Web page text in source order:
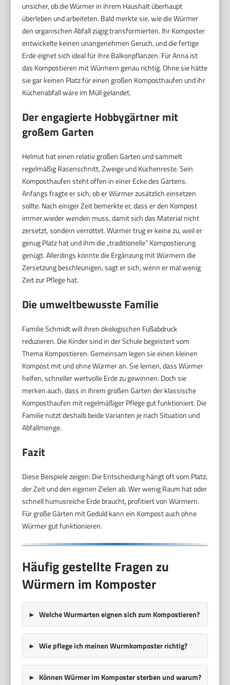
unsicher, ob die Würmer in ihrem Haushalt überhaupt
überleben und arbeiteten. Bald merkte sie, wie die Würmer
den organischen Abfall zügig transformierten. Ihr Komposter
entwickelte keinen unangenehmen Geruch, und die fertige
Erde eignet sich ideal für ihre Balkonpflanzen. Für Anna ist
das Kompostieren mit Würmern genau richtig. Ohne sie hätte
sie gar keinen Platz für einen großen Komposthaufen und ihr
Küchenabfall wäre im Müll gelandet.
Der engagierte Hobbygärtner mit
großem Garten
Helmut hat einen relativ großen Garten und sammelt
regelmäßig Rasenschnitt, Zweige und Küchenreste. Sein
Komposthaufen steht offen in einer Ecke des Gartens.
Anfangs fragte er sich, ob er Würmer zusätzlich einsetzen
sollte. Nach einiger Zeit bemerkte er, dass er den Kompost
immer wieder wenden muss, damit sich das Material nicht
zersetzt, sondern verrottet. Würmer trug er keine zu, weil er
genug Platz hat und ihm die „traditionelle“ Kompostierung
genügt. Allerdings könnte die Ergänzung mit Würmern die
Zersetzung beschleunigen, sagt er sich, wenn er mal wenig
Zeit zur Pflege hat.
Die umweltbewusste Familie
Familie Schmidt will ihren ökologischen Fußabdruck
reduzieren. Die Kinder sind in der Schule begeistert vom
Thema Kompostieren. Gemeinsam legen sie einen kleinen
Kompost mit und ohne Würmer an. Sie lernen, dass Würmer
helfen, schneller wertvolle Erde zu gewinnen. Doch sie
merken auch, dass in ihrem großen Garten der klassische
Komposthaufen mit regelmäßiger Pflege gut funktioniert. Die
Familie nutzt deshalb beide Varianten je nach Situation und
Abfallmenge.
Fazit
Diese Beispiele zeigen: Die Entscheidung hängt oft vom Platz,
der Zeit und den eigenen Zielen ab. Wer wenig Raum hat oder
schnell humusreiche Erde braucht, profitiert von Würmern.
Für große Gärten mit Geduld kann ein Kompost auch ohne
Würmer gut funktionieren.
Häufig gestellte Fragen zu
Würmern im Komposter
Welche Wurmarten eignen sich zum Kompostieren?
Wie pflege ich meinen Wurmkomposter richtig?
Können Würmer im Komposter sterben und warum?